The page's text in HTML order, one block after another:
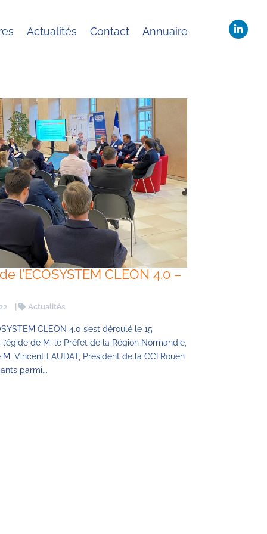
Actualités Contact Annuaire
l’ECOSYSTEM CLEON 4.0 –
| Actualités
CLEON 4.0 s’est déroulé le 15
de M. le Préfet de la Région Normandie,
Vincent LAUDAT, Président de la CCI Rouen
parmi...